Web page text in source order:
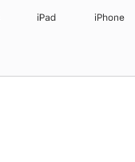
iPad iPhone